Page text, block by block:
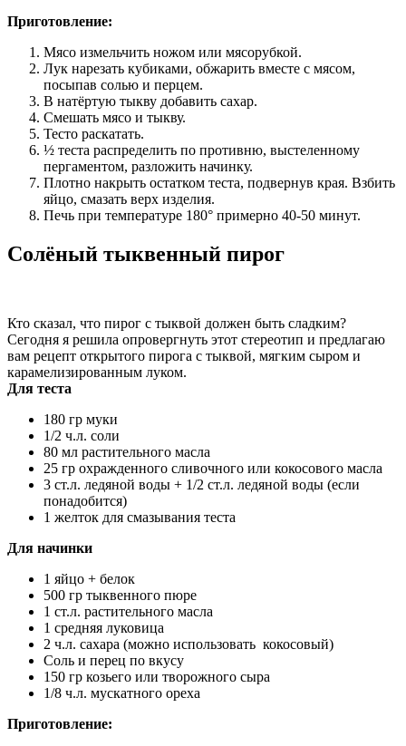
Приготовление:
Мясо измельчить ножом или мясорубкой.
Лук нарезать кубиками, обжарить вместе с мясом,
посыпав солью и перцем.
В натёртую тыкву добавить сахар.
Смешать мясо и тыкву.
Тесто раскатать.
½ теста распределить по противню, выстеленному
пергаментом, разложить начинку.
Плотно накрыть остатком теста, подвернув края. Взбить
яйцо, смазать верх изделия.
Печь при температуре 180° примерно 40-50 минут.
Солёный тыквенный пирог
Кто сказал, что пирог с тыквой должен быть сладким?
Сегодня я решила опровергнуть этот стереотип и предлагаю
вам рецепт открытого пирога с тыквой, мягким сыром и
карамелизированным луком.
Для теста
180 гр муки
1/2 ч.л. соли
80 мл растительного масла
25 гр охражденного сливочного или кокосового масла
3 ст.л. ледяной воды + 1/2 ст.л. ледяной воды (если
понадобится)
1 желток для смазывания теста
Для начинки
1 яйцо + белок
500 гр тыквенного пюре
1 ст.л. растительного масла
1 средняя луковица
2 ч.л. сахара (можно использовать кокосовый)
Соль и перец по вкусу
150 гр козьего или творожного сыра
1/8 ч.л. мускатного ореха
Приготовление: